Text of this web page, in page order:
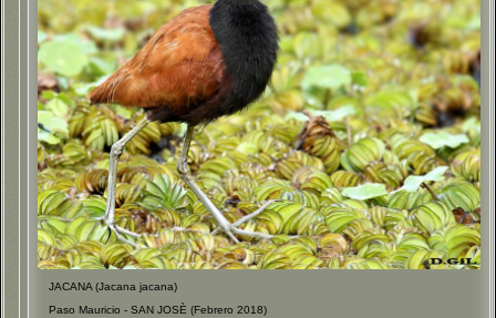
JACANA (Jacana jacana)
Paso Mauricio - SAN JOSÈ (Febrero 2018)